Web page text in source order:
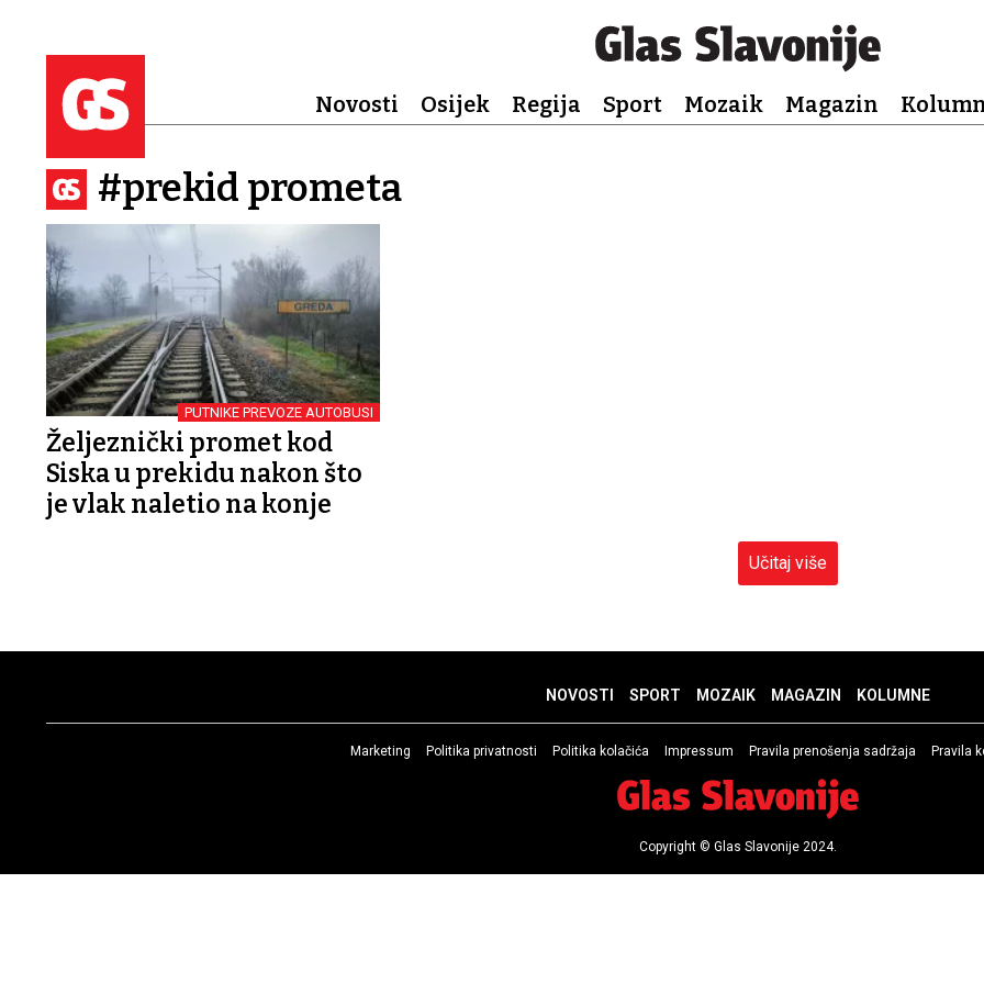
Novosti Osijek Regija Sport Mozaik Magazin
#prekid prometa
PUTNIKE PREVOZE AUTOBUSI
Željeznički promet kod
Siska u prekidu nakon što
je vlak naletio na konje
Učitaj više
NOVOSTI SPORT MOZAIK MAGAZIN KOLUMNE
Marketing Politika privatnosti Politika kolačića Impressum Pravila prenošenja sadržaja Pravila
Copyright © Glas Slavonije 2024.